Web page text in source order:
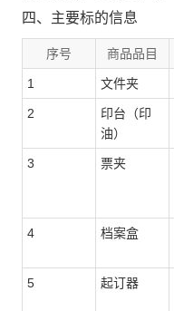
四、主要标的信息
序号 商品品目
1 文件夹
2
印台（印
油）
3 票夹
4 档案盒
5 起订器